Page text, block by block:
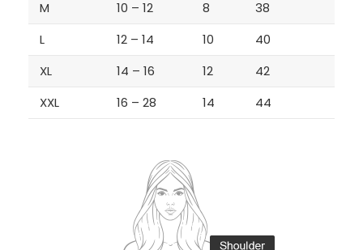
M
10 – 12 8
38
L
12 – 14 10
40
XL
14 – 16 12
42
XXL
16 – 28 14 44